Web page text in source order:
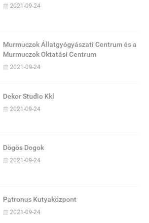
2021-09-24
Murmuczok Állatgyógyászati Centrum és a
Murmuczok Oktatási Centrum
2021-09-24
Dekor Studio Kkl
2021-09-24
Dögös Dogok
2021-09-24
Patronus Kutyaközpont
2021-09-24